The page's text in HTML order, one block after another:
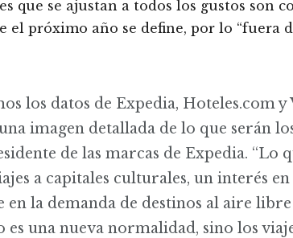
que se ajustan a todos los gustos son
el próximo año se define, por lo “fuera
los datos de Expedia, Hoteles.com
imagen detallada de lo que serán
de las marcas de Expedia. “Lo
a capitales culturales, un interés
en la demanda de destinos al aire
es una nueva normalidad, sino los